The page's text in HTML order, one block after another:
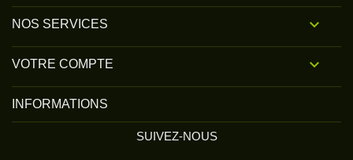
NOS SERVICES 
VOTRE COMPTE 
INFORMATIONS
SUIVEZ-NOUS